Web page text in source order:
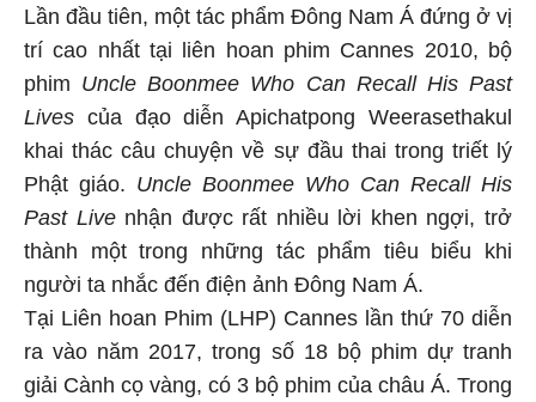
Lần đầu tiên, một tác phẩm Đông Nam Á đứng ở vị
trí cao nhất tại liên hoan phim Cannes 2010, bộ
phim Uncle Boonmee Who Can Recall His Past
Lives của đạo diễn Apichatpong Weerasethakul
khai thác câu chuyện về sự đầu thai trong triết lý
Phật giáo. Uncle Boonmee Who Can Recall His
Past Livenhận được rất nhiều lời khen ngợi, trở
thành một trong những tác phẩm tiêu biểu khi
người ta nhắc đến điện ảnh Đông Nam Á.
Tại Liên hoan Phim (LHP) Cannes lần thứ 70 diễn
ra vào năm 2017, trong số 18 bộ phim dự tranh
giải Cành cọ vàng, có 3 bộ phim của châu Á. Trong